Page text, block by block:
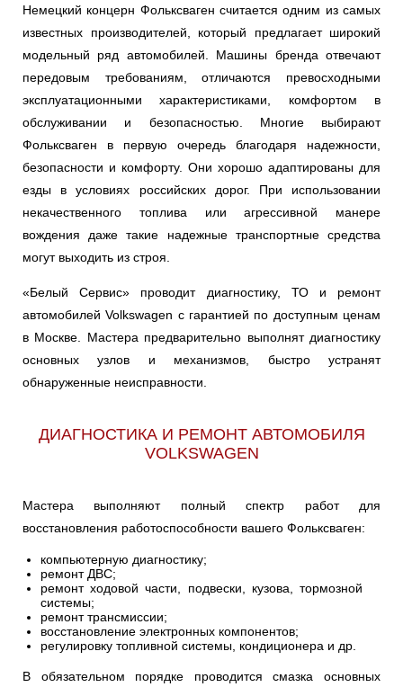
Солнцево
Сочи
Тольятти
Тула
Тюмень
Чебоксары
Челябинск
Ярославль
GOLF JETTA KAEFER
PHAETON POLO ROUTAN
SHARAN
TARO TERAMONT
TOUAREG TOURAN UP
Немецкий концерн Фольксваген считается одним из самых
известных производителей, который предлагает широкий
модельный ряд автомобилей. Машины бренда отвечают
передовым требованиям, отличаются превосходными
эксплуатационными характеристиками, комфортом в
обслуживании и безопасностью. Многие выбирают
Фольксваген в первую очередь благодаря надежности,
безопасности и комфорту. Они хорошо адаптированы для
езды в условиях российских дорог. При использовании
некачественного топлива или агрессивной манере
вождения даже такие надежные транспортные средства
могут выходить из строя.
«Белый Сервис» проводит диагностику, ТО и ремонт
автомобилей Volkswagen с гарантией по доступным ценам
в Москве. Мастера предварительно выполнят диагностику
основных узлов и механизмов, быстро устранят
обнаруженные неисправности.
ДИАГНОСТИКА И РЕМОНТ АВТОМОБИЛЯ
VOLKSWAGEN
Мастера выполняют полный спектр работ для
восстановления работоспособности вашего Фольксваген:
компьютерную диагностику;
ремонт ДВС;
ремонт ходовой части, подвески, кузова, тормозной
системы;
ремонт трансмиссии;
восстановление электронных компонентов;
регулировку топливной системы, кондиционера и др.
В обязательном порядке проводится смазка основных